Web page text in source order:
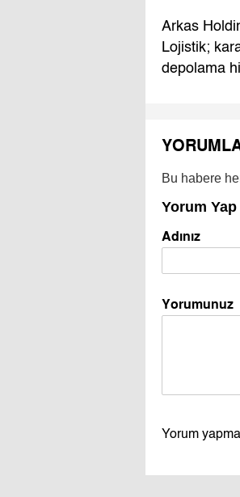
Arkas
Lojistik;
depolama
Bu habere
Yorum Yap
Adınız
Yorumunuz
Yorum